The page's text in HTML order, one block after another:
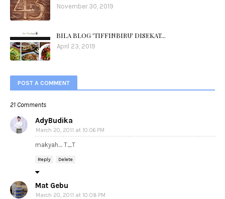
November 30, 2019
BILA BLOG 'TIFFINBIRU' DISEKAT...
April 23, 2019
POST A COMMENT
21 Comments
AdyBudika
March 20, 2011 at 10:06 PM
makyah.... T_T
Reply Delete
Mat Gebu
March 20, 2011 at 10:08 PM